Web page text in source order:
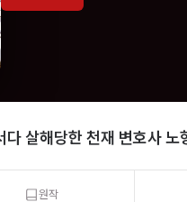
다 살해당한 천재 변호사
원작